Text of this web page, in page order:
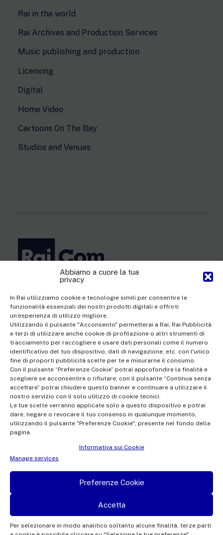
Abbiamo a cuore la tua
privacy
In Rai utilizziamo cookie e tecnologie simili per consentire le
funzionalità essenziali dei nostri prodotti digitali e offrirti
un’esperienza di utilizzo migliore.
Utilizzando il pulsante "Acconsento" permetterai a Rai, Rai Pubblicità
e terzi di utilizzare anche cookie di profilazione o altri strumenti di
tracciamento per raccogliere e usare dati personali come il numero
identificativo del tuo dispositivo, dati di navigazione, etc. con l'unico
fine di proporti pubblicità scelte per te e misurarne il consumo.
Con il pulsante “Preferenze Cookie” potrai approfondire la finalità e
scegliere se acconsentire o rifiutare; con il pulsante “Continua senza
accettare” potrai chiudere questo banner e continuare a utilizzare il
nostro servizio con il solo utilizzo di cookie tecnici.
Le tue scelte verranno applicate solo a questo dispositivo e potrai
dare, negare o revocare il tuo consenso in qualunque momento,
utilizzando il pulsante "Preferenze Cookie", presente nel fondo della
pagina.
Informativa sui Cookie
Manage services
Preferenze Cookie
Accetta
Per selezionare in modo analitico soltanto alcune finalità, terze parti
Rai in the world
Rai Archives and Production Services
Music publishing and production
Licensing
Digital
Home Video
Cartoons On The Bay
Studios and Venues
Rai Com S.p.A. - Single-member company
Registered office Via Umberto Novaro, 18 00195 Rome
Share Capital €10,320,000.00 fully paid up | Data Protection
Officer: dporaicom@rai.it | Management and coordination: Rai -
Radiotelevisione italiana S.p.A.
Office of the Company Register of Rome | VAT no.
12865250158 | REA no. RM- 949207 | Rai Com 2022 - All rights
reserved | © Rai Com 2026 - Tutti i diritti riservati
Facebook
Privacy Policy